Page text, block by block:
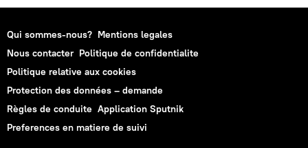
Qui sommes-nous? Mentions legales
Nous contacter Politique de confidentialite
Politique relative aux cookies
Protection des données – demande
Règles de conduite Application Sputnik
Preferences en matiere de suivi